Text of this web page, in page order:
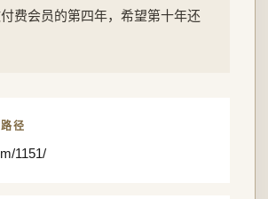
费会员的第四年，希望第十年还
径
1151/